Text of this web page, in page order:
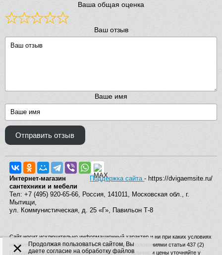
Ваша общая оценка
Ваш отзыв
Ваше имя
Отправить отзыв
Поддержка сайта- https://dvigaemsite.ru/
Интернет-магазин
сантехники и мебели
Тел: +7 (495) 920-65-66, Россия, 141011, Московская обл., г.
Мытищи,
ул. Коммунистическая, д. 25 «Г», Павильон Т-8
Сайт носит исключительно информационный характер и ни при каких условиях
не является публичной офертой, определяемой положениями статьи 437 (2)
Гражданского кодекса Российской Федерации. Наличие и цены уточняйте у
×
Продолжая пользоваться сайтом, Вы
даете согласие на обработку файлов